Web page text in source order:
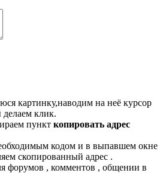
картинку,наводим на неё курсор
клик.
пункт копировать адрес
кодом и в выпавшем окне
скопированный адрес .
форумов , комментов , общении в